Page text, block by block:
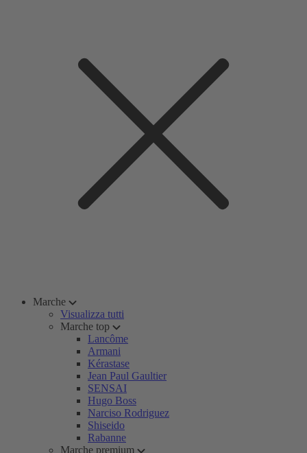
Marche
Visualizza tutti
Marche top
Lancôme
Armani
Kérastase
Jean Paul Gaultier
SENSAI
Hugo Boss
Narciso Rodriguez
Shiseido
Rabanne
Marche premium